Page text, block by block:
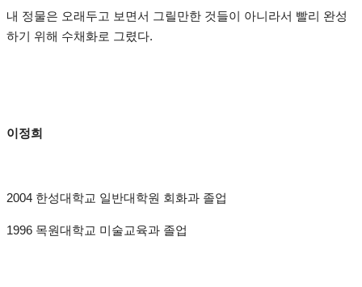
내 정물은 오래두고 보면서 그릴만한 것들이 아니라서 빨리 완성
하기 위해 수채화로 그렸다.
이정희
2004 한성대학교 일반대학원 회화과 졸업
1996 목원대학교 미술교육과 졸업